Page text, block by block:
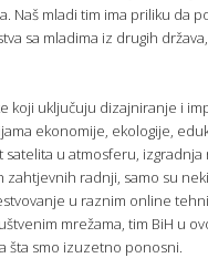
Naš mladi tim ima priliku da
sa mladima iz drugih
koji uključuju dizajniranje i
ekonomije, ekologije,
satelita u atmosferu,
zahtjevnih radnji, samo su
u raznim online
mrežama, tim BiH u
šta smo izuzetno ponosni.